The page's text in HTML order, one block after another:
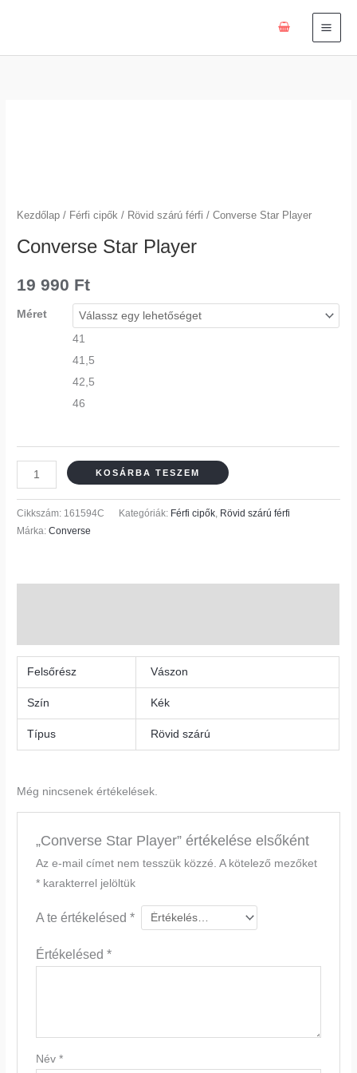
Kezdőlap / Férfi cipők / Rövid szárú férfi / Converse Star Player
Converse Star Player
19 990 Ft
Méret
41
41,5
42,5
46
KOSÁRBA TESZEM
Cikkszám: 161594C Kategóriák: Férfi cipők, Rövid szárú férfi
Márka:Converse
Felsőrész Vászon
Szín Kék
Típus Rövid szárú
Még nincsenek értékelések.
„Converse Star Player” értékelése elsőként
Az e-mail címet nem tesszük közzé. A kötelező mezőket
*karakterrel jelöltük
A te értékelésed *
Értékelésed *
Név *